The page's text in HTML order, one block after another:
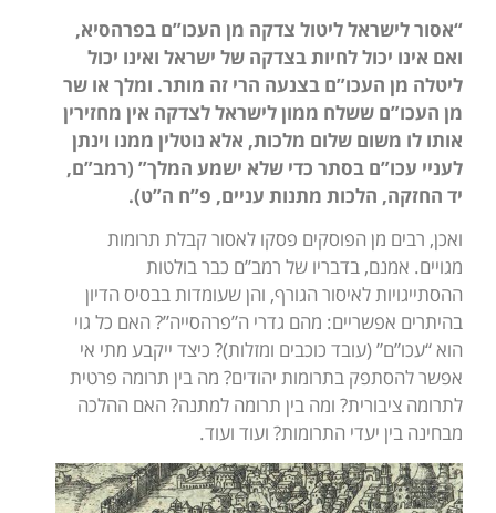
“אסור לישראל ליטול צדקה מן העכו”ם בפרהסיא,
ואם אינו יכול לחיות בצדקה של ישראל ואינו יכול
ליטלה מן העכו”ם בצנעה הרי זה מותר. ומלך או שר
מן העכו”ם ששלח ממון לישראל לצדקה אין מחזירין
אותו לו משום שלום מלכות, אלא נוטלין ממנו וינתן
לעניי עכו”ם בסתר כדי שלא ישמע המלך” (רמב”ם,
יד החזקה, הלכות מתנות עניים, פ”ח ה”ט).
ואכן, רבים מן הפוסקים פסקו לאסור קבלת תרומות
מגויים. אמנם, בדבריו של רמב”ם כבר בולטות
ההסתייגויות לאיסור הגורף, והן שעומדות בבסיס הדיון
בהיתרים אפשריים: מהם גדרי ה”פרהסייה”? האם כל גוי
הוא “עכו”ם” (עובד כוכבים ומזלות)? כיצד ייקבע מתי אי
אפשר להסתפק בתרומות יהודים? מה בין תרומה פרטית
לתרומה ציבורית? ומה בין תרומה למתנה? האם ההלכה
מבחינה בין יעדי התרומות? ועוד ועוד.